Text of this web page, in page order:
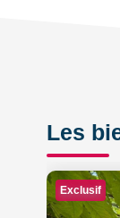
Les
Exclusif